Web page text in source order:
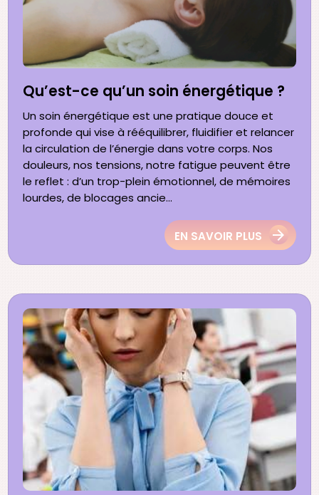
Qu’est-ce qu’un soin énergétique ?
Un soin énergétique est une pratique douce et
profonde qui vise à rééquilibrer, fluidifier et relancer
la circulation de l’énergie dans votre corps. Nos
douleurs, nos tensions, notre fatigue peuvent être
le reflet : d’un trop-plein émotionnel, de mémoires
lourdes, de blocages ancie...
EN SAVOIR PLUS